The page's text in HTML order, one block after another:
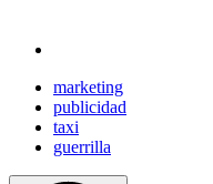
marketing
publicidad
taxi
guerrilla